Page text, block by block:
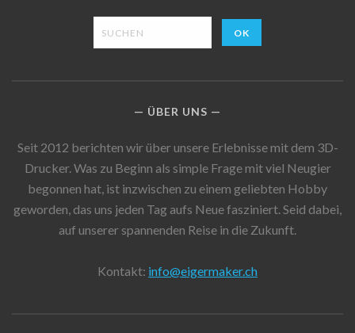
ÜBER UNS
Seit 2012 berichten wir über unsere Erlebnisse mit dem 3D-
Drucker. Was zu Beginn als simple Frage mit viel Neugier
begonnen hat, ist inzwischen zu einem geliebten Hobby
geworden, das uns jeden Tag aufs Neue fasziniert. Seid dabei,
auf unserer spannenden Reise in die Zukunft.
Kontakt: info@eigermaker.ch